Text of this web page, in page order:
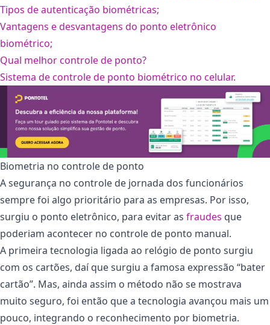
Tipos de autenticação biométricas;
Vantagens e desvantagens do ponto eletrônico
biométrico;
Qual melhor controle de ponto?
Sistema de controle de ponto biométrico no celular.
Biometria no controle de ponto
A segurança no controle de jornada dos funcionários
sempre foi algo prioritário para as empresas. Por isso,
surgiu o ponto eletrônico, para evitar as fraudes que
poderiam acontecer no controle de ponto manual.
A primeira tecnologia ligada ao relógio de ponto surgiu
com os cartões, daí que surgiu a famosa expressão “bater
cartão”. Mas, ainda assim o método não se mostrava
muito seguro, foi então que a tecnologia avançou mais um
pouco, integrando o reconhecimento por biometria.